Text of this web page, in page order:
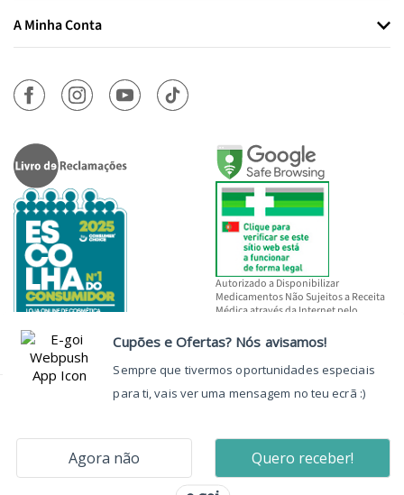
A Minha Conta
Autorizado a Disponibilizar
Medicamentos Não Sujeitos a Receita
Médica através da Internet pelo